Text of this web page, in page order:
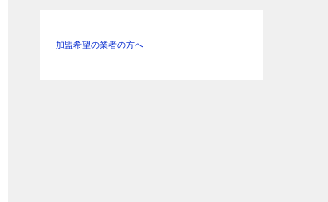
加盟希望の業者の方へ